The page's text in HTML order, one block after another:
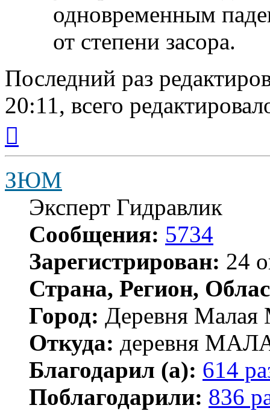
одновременным
от степени засора.
Последний раз
20:11, всего
началу
ЗЮМ
Эксперт Гидравлик
Сообщения: 5734
Зарегистрирован: 24
Страна, Регион,
Город: Деревня Малая
Откуда: деревня
Благодарил (а): 614
Поблагодарили: 836